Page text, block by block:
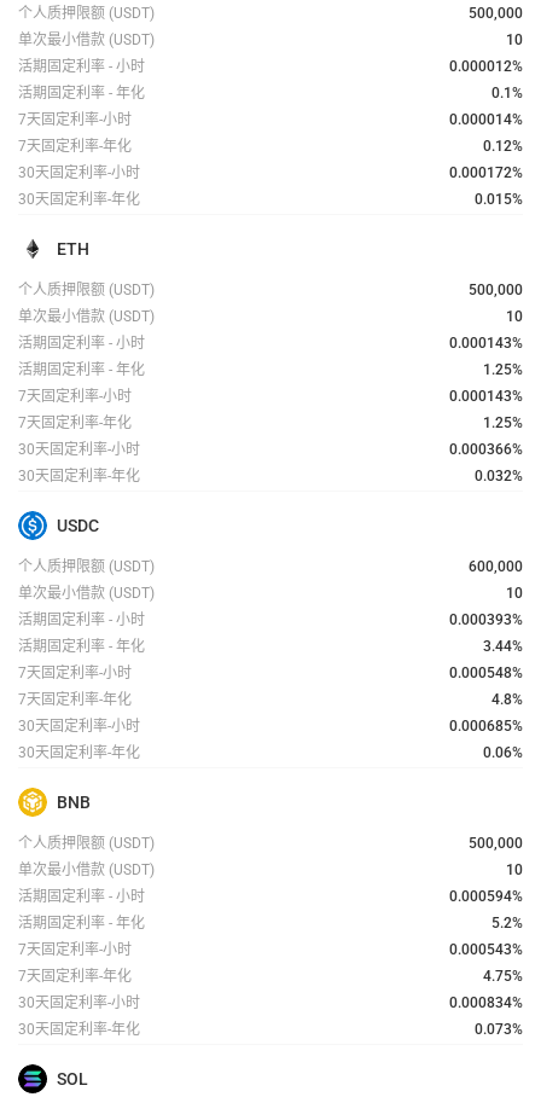
个人质押限额 (USDT)
500,000
单次最小借款 (USDT)
10
活期固定利率 - 小时
0.000012%
活期固定利率 - 年化
0.1%
7天固定利率-小时
0.000014%
7天固定利率-年化
0.12%
30天固定利率-小时
0.000172%
30天固定利率-年化
0.015%
ETH
个人质押限额 (USDT)
500,000
单次最小借款 (USDT)
10
活期固定利率 - 小时
0.000143%
活期固定利率 - 年化
1.25%
7天固定利率-小时
0.000143%
7天固定利率-年化
1.25%
30天固定利率-小时
0.000366%
30天固定利率-年化
0.032%
USDC
个人质押限额 (USDT)
600,000
单次最小借款 (USDT)
10
活期固定利率 - 小时
0.000393%
活期固定利率 - 年化
3.44%
7天固定利率-小时
0.000548%
7天固定利率-年化
4.8%
30天固定利率-小时
0.000685%
30天固定利率-年化
0.06%
BNB
个人质押限额 (USDT)
500,000
单次最小借款 (USDT)
10
活期固定利率 - 小时
0.000594%
活期固定利率 - 年化
5.2%
7天固定利率-小时
0.000543%
7天固定利率-年化
4.75%
30天固定利率-小时
0.000834%
30天固定利率-年化
0.073%
SOL